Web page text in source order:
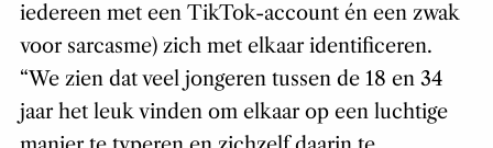
iedereen met een TikTok-account én een zwak
voor sarcasme) zich met elkaar identificeren.
“We zien dat veel jongeren tussen de 18 en 34
jaar het leuk vinden om elkaar op een luchtige